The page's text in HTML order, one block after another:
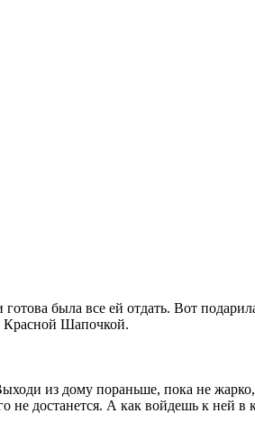
была все ей отдать. Вот
Красной Шапочкой.
из дому пораньше, пока не
не достанется. А как войдешь к ней в